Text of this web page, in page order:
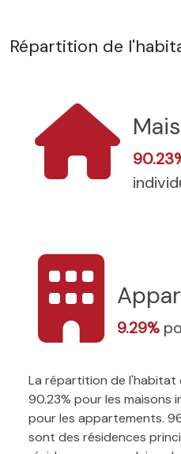
Répartition de
9.29%
La répartition de l'habitat
90.23% pour les maisons
pour les appartements.
sont des résidences